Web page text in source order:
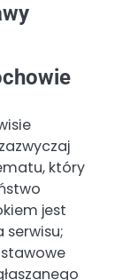
który
jest
serwisu;